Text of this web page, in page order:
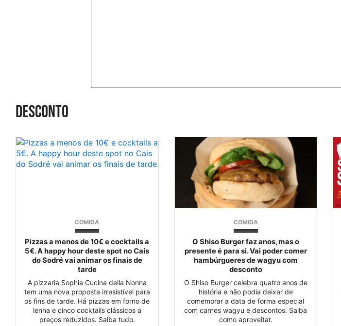
desconto
COMIDA
Pizzas a menos de 10€ e cocktails a
5€. A happy hour deste spot no Cais
do Sodré vai animar os finais de
tarde
A pizzaria Sophia Cucina della Nonna
tem uma nova proposta irresistível para
os fins de tarde. Há pizzas em forno de
lenha e cinco cocktails clássicos a
preços reduzidos. Saiba tudo.
COMIDA
O Shiso Burger faz anos, mas o
presente é para si. Vai poder comer
hambúrgueres de wagyu com
desconto
O Shiso Burger celebra quatro anos de
história e não podia deixar de
comemorar a data de forma especial
com carnes wagyu e descontos. Saiba
como aproveitar.